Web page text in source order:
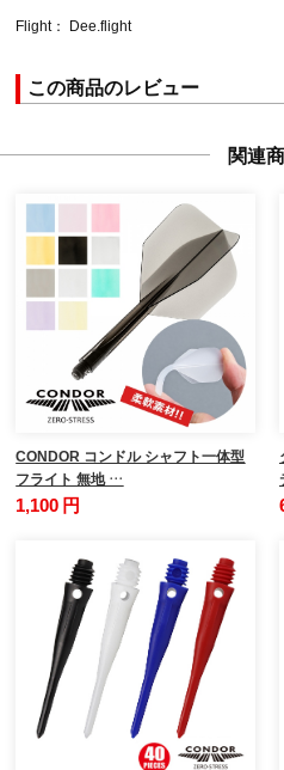
Flight： Dee.flight
この商品のレビュー
関連
CONDOR コンドル シャフト一体型
フライト 無地 …
1,100 円